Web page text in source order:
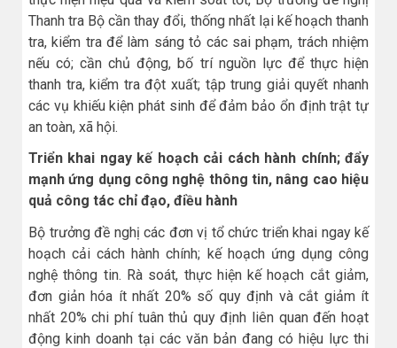
Thanh tra Bộ cần thay đổi, thống nhất lại kế hoạch thanh
tra, kiểm tra để làm sáng tỏ các sai phạm, trách nhiệm
nếu có; cần chủ động, bố trí nguồn lực để thực hiện
thanh tra, kiểm tra đột xuất; tập trung giải quyết nhanh
các vụ khiếu kiện phát sinh để đảm bảo ổn định trật tự
an toàn, xã hội.
Triển khai ngay kế hoạch cải cách hành chính; đẩy
mạnh ứng dụng công nghệ thông tin, nâng cao hiệu
quả công tác chỉ đạo, điều hành
Bộ trưởng đề nghị các đơn vị tổ chức triển khai ngay kế
hoạch cải cách hành chính; kế hoạch ứng dụng công
nghệ thông tin. Rà soát, thực hiện kế hoạch cắt giảm,
đơn giản hóa ít nhất 20% số quy định và cắt giảm ít
nhất 20% chi phí tuân thủ quy định liên quan đến hoạt
động kinh doanh tại các văn bản đang có hiệu lực thi